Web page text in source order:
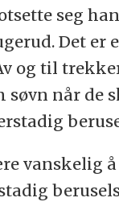
seg
Det er
og til
søvn når de
vanskelig